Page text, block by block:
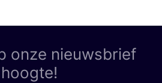
onze nieuwsbrief